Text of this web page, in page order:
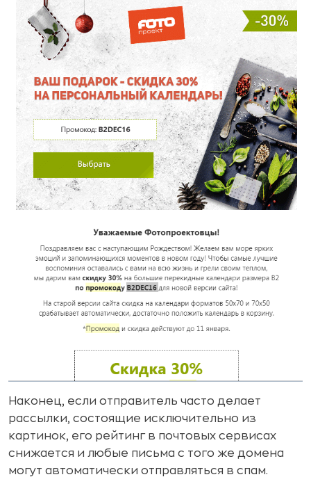
Наконец, если отправитель часто делает
рассылки, состоящие исключительно из
картинок, его рейтинг в почтовых сервисах
снижается и любые письма с того же домена
могут автоматически отправляться в спам.